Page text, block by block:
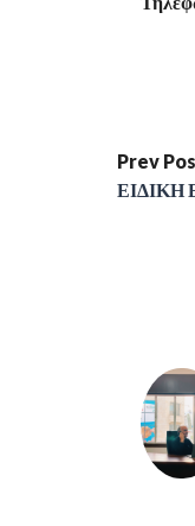
Prev